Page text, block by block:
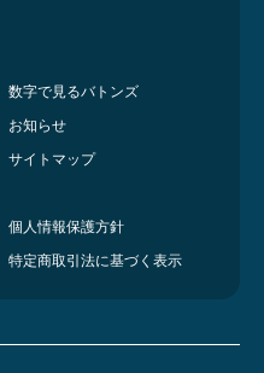
数字で見るバトンズ
お知らせ
サイトマップ
個人情報保護方針
特定商取引法に基づく表示